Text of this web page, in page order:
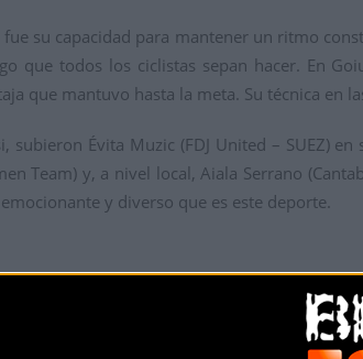
fue su capacidad para mantener un ritmo
que todos los ciclistas sepan hacer. En
que mantuvo hasta la meta. Su técnica en
subieron Évita Muzic (FDJ United – SUEZ)
Team) y, a nivel local, Aiala Serrano
y diverso que es este deporte.